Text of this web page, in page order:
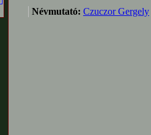
Névmutató: Czuczor Gergely